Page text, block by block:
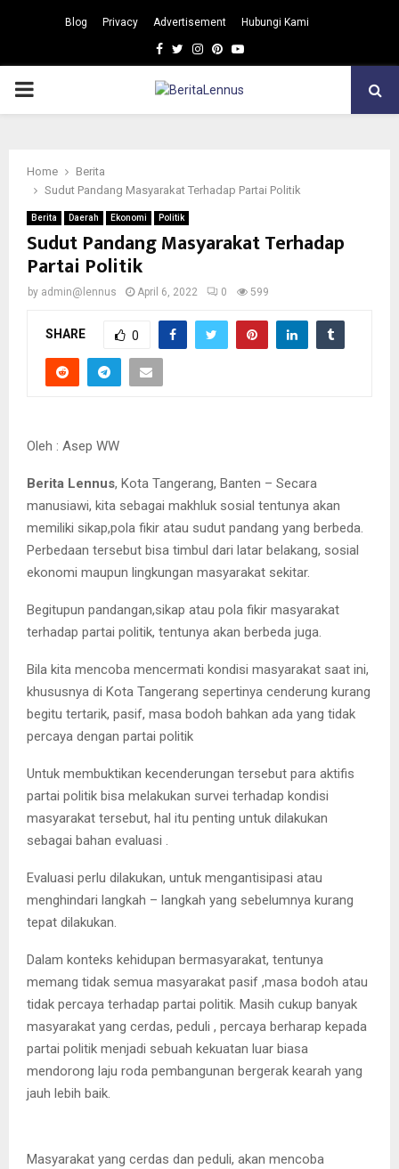
Blog Privacy Advertisement Hubungi Kami
Facebook
TwitterInstagram
Pinterest
Youtube
PRIMARY
Home
Berita
Sudut Pandang Masyarakat Terhadap Partai Politik
Berita Daerah Ekonomi Politik
Sudut Pandang Masyarakat Terhadap
Partai Politik
by admin@lennus April 6, 2022 0 599
SHARE 0
Oleh : Asep WW
Berita Lennus, Kota Tangerang, Banten – Secara
manusiawi, kita sebagai makhluk sosial tentunya akan
memiliki sikap,pola fikir atau sudut pandang yang berbeda.
Perbedaan tersebut bisa timbul dari latar belakang, sosial
ekonomi maupun lingkungan masyarakat sekitar.
Begitupun pandangan,sikap atau pola fikir masyarakat
terhadap partai politik, tentunya akan berbeda juga.
Bila kita mencoba mencermati kondisi masyarakat saat ini,
khususnya di Kota Tangerang sepertinya cenderung kurang
begitu tertarik, pasif, masa bodoh bahkan ada yang tidak
percaya dengan partai politik
Untuk membuktikan kecenderungan tersebut para aktifis
partai politik bisa melakukan survei terhadap kondisi
masyarakat tersebut, hal itu penting untuk dilakukan
sebagai bahan evaluasi .
Evaluasi perlu dilakukan, untuk mengantisipasi atau
menghindari langkah – langkah yang sebelumnya kurang
tepat dilakukan.
Dalam konteks kehidupan bermasyarakat, tentunya
memang tidak semua masyarakat pasif ,masa bodoh atau
tidak percaya terhadap partai politik. Masih cukup banyak
masyarakat yang cerdas, peduli , percaya berharap kepada
partai politik menjadi sebuah kekuatan luar biasa
mendorong laju roda pembangunan bergerak kearah yang
jauh lebih baik.
Masyarakat yang cerdas dan peduli, akan mencoba